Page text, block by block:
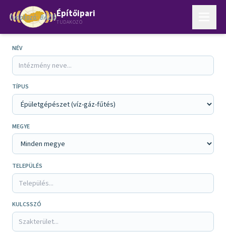
Építőipari
TUDAKOZÓ
NÉV
TÍPUS
MEGYE
TELEPÜLÉS
KULCSSZÓ